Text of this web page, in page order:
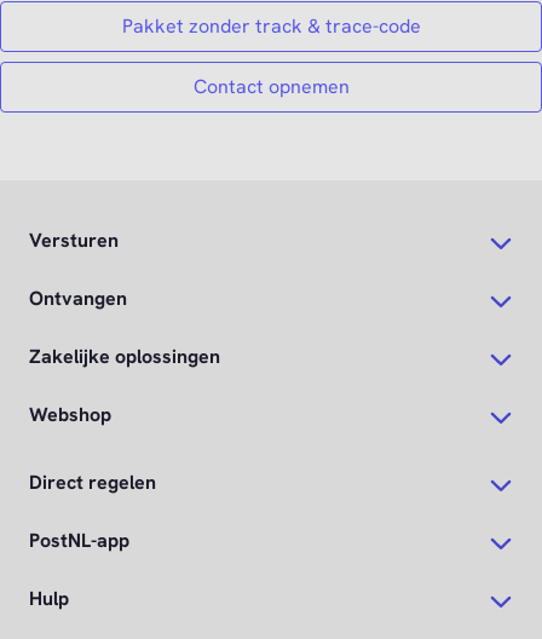
Versturen
Ontvangen
Zakelijke oplossingen
Webshop
Direct regelen
PostNL-app
Hulp